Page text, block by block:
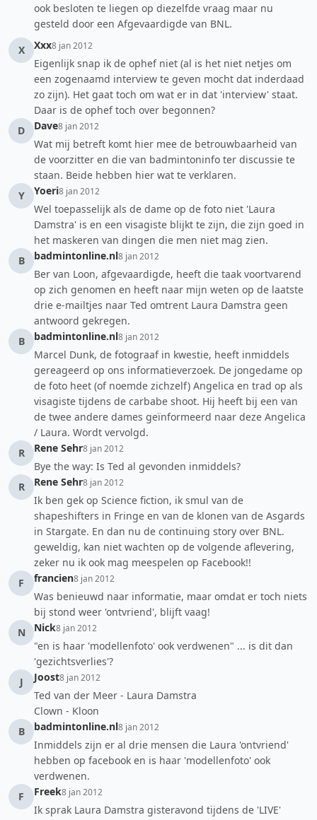
ook besloten te liegen op diezelfde vraag maar nu
gesteld door een Afgevaardigde van BNL.
X
Xxx8 jan 2012
Eigenlijk snap ik de ophef niet (al is het niet netjes om
een zogenaamd interview te geven mocht dat inderdaad
zo zijn). Het gaat toch om wat er in dat 'interview' staat.
Daar is de ophef toch over begonnen?
D
Dave8 jan 2012
Wat mij betreft komt hier mee de betrouwbaarheid van
de voorzitter en die van badmintoninfo ter discussie te
staan. Beide hebben hier wat te verklaren.
Y
Yoeri8 jan 2012
Wel toepasselijk als de dame op de foto niet 'Laura
Damstra' is en een visagiste blijkt te zijn, die zijn goed in
het maskeren van dingen die men niet mag zien.
B
badmintonline.nl8 jan 2012
Ber van Loon, afgevaardigde, heeft die taak voortvarend
op zich genomen en heeft naar mijn weten op de laatste
drie e-mailtjes naar Ted omtrent Laura Damstra geen
antwoord gekregen.
B
badmintonline.nl8 jan 2012
Marcel Dunk, de fotograaf in kwestie, heeft inmiddels
gereageerd op ons informatieverzoek. De jongedame op
de foto heet (of noemde zichzelf) Angelica en trad op als
visagiste tijdens de carbabe shoot. Hij heeft bij een van
de twee andere dames geïnformeerd naar deze Angelica
/ Laura. Wordt vervolgd.
R
Rene Sehr8 jan 2012
Bye the way: Is Ted al gevonden inmiddels?
R
Rene Sehr8 jan 2012
Ik ben gek op Science fiction, ik smul van de
shapeshifters in Fringe en van de klonen van de Asgards
in Stargate. En dan nu de continuing story over BNL.
geweldig, kan niet wachten op de volgende aflevering,
zeker nu ik ook mag meespelen op Facebook!!
F
francien8 jan 2012
Was benieuwd naar informatie, maar omdat er toch niets
bij stond weer 'ontvriend', blijft vaag!
N
Nick8 jan 2012
"en is haar 'modellenfoto' ook verdwenen" ... is dit dan
'gezichtsverlies'?
J
Joost8 jan 2012
Ted van der Meer - Laura Damstra
Clown - Kloon
B
badmintonline.nl8 jan 2012
Inmiddels zijn er al drie mensen die Laura 'ontvriend'
hebben op facebook en is haar 'modellenfoto' ook
verdwenen.
F
Freek8 jan 2012
Ik sprak Laura Damstra gisteravond tijdens de 'LIVE'